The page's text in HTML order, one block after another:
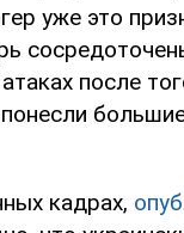
уже это
после
кадрах,